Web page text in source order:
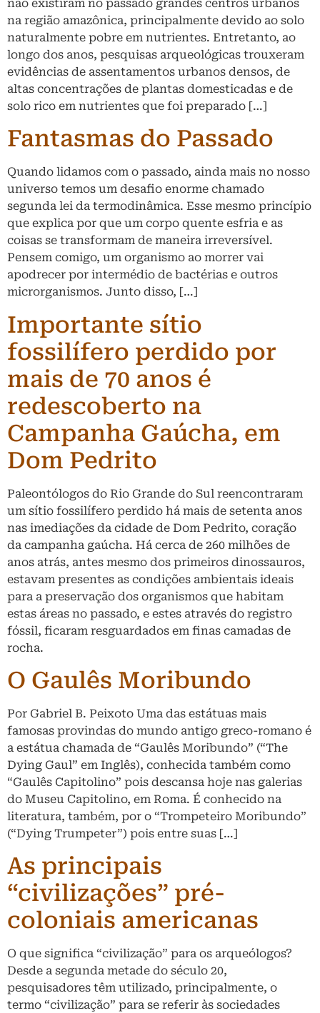
não existiram no passado grandes centros urbanos
na região amazônica, principalmente devido ao solo
naturalmente pobre em nutrientes. Entretanto, ao
longo dos anos, pesquisas arqueológicas trouxeram
evidências de assentamentos urbanos densos, de
altas concentrações de plantas domesticadas e de
solo rico em nutrientes que foi preparado […]
Fantasmas do Passado
Quando lidamos com o passado, ainda mais no nosso
universo temos um desafio enorme chamado
segunda lei da termodinâmica. Esse mesmo princípio
que explica por que um corpo quente esfria e as
coisas se transformam de maneira irreversível.
Pensem comigo, um organismo ao morrer vai
apodrecer por intermédio de bactérias e outros
microrganismos. Junto disso, […]
Importante sítio
fossilífero perdido por
mais de 70 anos é
redescoberto na
Campanha Gaúcha, em
Dom Pedrito
Paleontólogos do Rio Grande do Sul reencontraram
um sítio fossilífero perdido há mais de setenta anos
nas imediações da cidade de Dom Pedrito, coração
da campanha gaúcha. Há cerca de 260 milhões de
anos atrás, antes mesmo dos primeiros dinossauros,
estavam presentes as condições ambientais ideais
para a preservação dos organismos que habitam
estas áreas no passado, e estes através do registro
fóssil, ficaram resguardados em finas camadas de
rocha.
O Gaulês Moribundo
Por Gabriel B. Peixoto Uma das estátuas mais
famosas provindas do mundo antigo greco-romano é
a estátua chamada de “Gaulês Moribundo” (“The
Dying Gaul” em Inglês), conhecida também como
“Gaulês Capitolino” pois descansa hoje nas galerias
do Museu Capitolino, em Roma. É conhecido na
literatura, também, por o “Trompeteiro Moribundo”
(“Dying Trumpeter”) pois entre suas […]
As principais
“civilizações” pré-
coloniais americanas
O que significa “civilização” para os arqueólogos?
Desde a segunda metade do século 20,
pesquisadores têm utilizado, principalmente, o
termo “civilização” para se referir às sociedades